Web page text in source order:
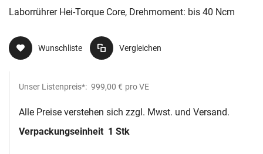
Laborrührer Hei-Torque Core, Drehmoment: bis 40 Ncm
Wunschliste Vergleichen
Unser Listenpreis*: 999,00 € pro VE
Alle Preise verstehen sich zzgl. Mwst. und Versand.
Verpackungseinheit 1 Stk